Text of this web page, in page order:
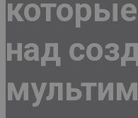
над